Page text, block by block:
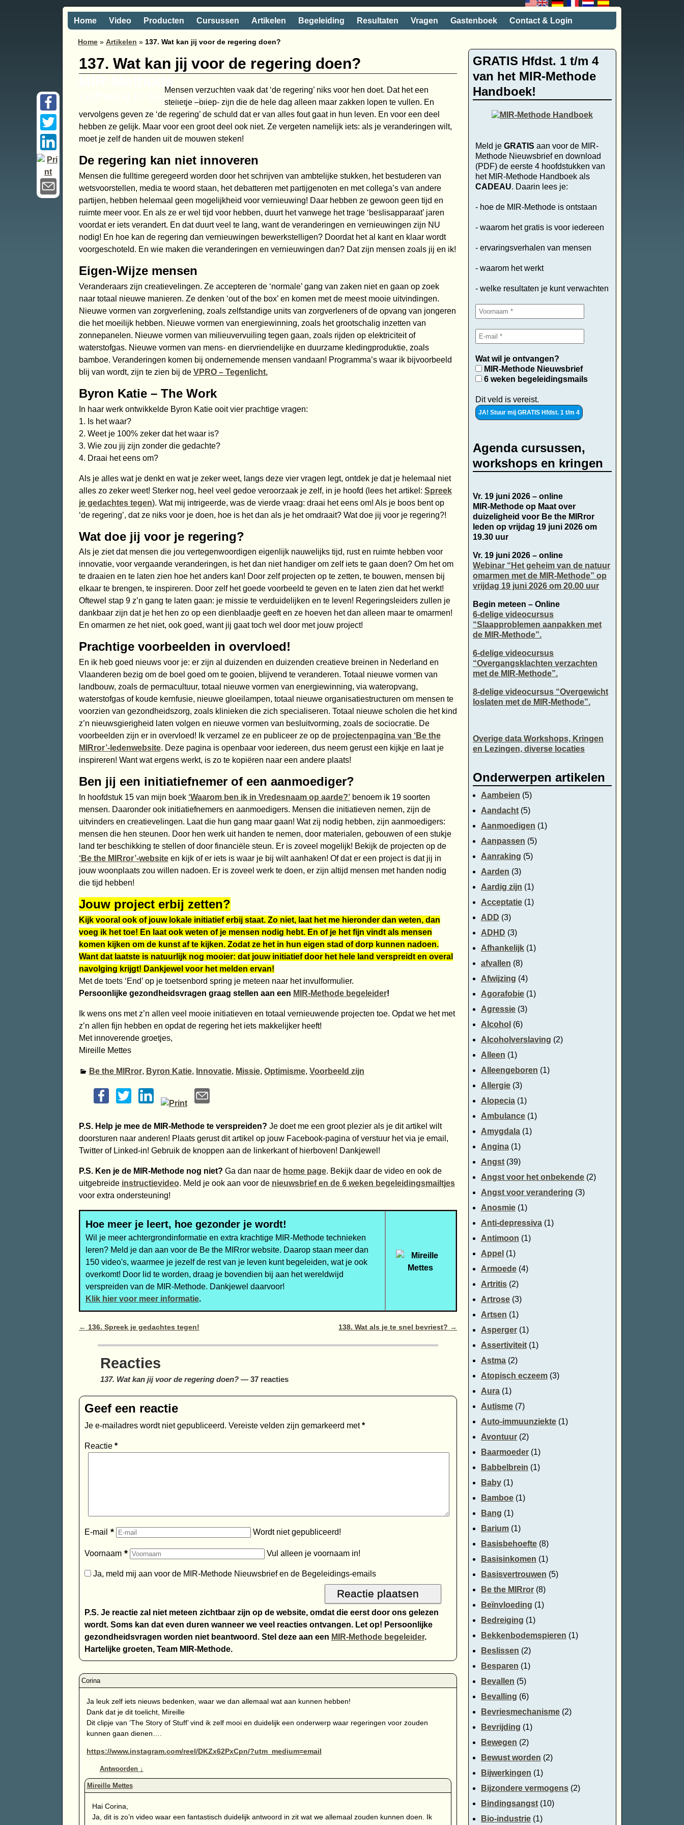
Zelfheling in een handomdraai
Home Video Producten Cursussen Artikelen Begeleiding Resultaten Vragen Gastenboek Contact & Login
Home » Artikelen » 137. Wat kan jij voor de regering doen?
137. Wat kan jij voor de regering doen?
Mensen verzuchten vaak dat ‘de regering’ niks voor hen doet. Dat het een
stelletje –bliep- zijn die de hele dag alleen maar zakken lopen te vullen. En
vervolgens geven ze ‘de regering’ de schuld dat er van alles fout gaat in hun leven. En voor een deel
hebben ze gelijk. Maar voor een groot deel ook niet. Ze vergeten namelijk iets: als je veranderingen wilt,
moet je zelf de handen uit de mouwen steken!
De regering kan niet innoveren
Mensen die fulltime geregeerd worden door het schrijven van ambtelijke stukken, het bestuderen van
wetsvoorstellen, media te woord staan, het debatteren met partijgenoten en met collega’s van andere
partijen, hebben helemaal geen mogelijkheid voor vernieuwing! Daar hebben ze gewoon geen tijd en
ruimte meer voor. En als ze er wel tijd voor hebben, duurt het vanwege het trage ‘beslisapparaat’ jaren
voordat er iets verandert. En dat duurt veel te lang, want de veranderingen en vernieuwingen zijn NU
nodig! En hoe kan de regering dan vernieuwingen bewerkstelligen? Doordat het al kant en klaar wordt
voorgeschoteld. En wie maken die veranderingen en vernieuwingen dan? Dat zijn mensen zoals jij en ik!
Eigen-Wijze mensen
Veranderaars zijn creatievelingen. Ze accepteren de ‘normale’ gang van zaken niet en gaan op zoek
naar totaal nieuwe manieren. Ze denken ‘out of the box’ en komen met de meest mooie uitvindingen.
Nieuwe vormen van zorgverlening, zoals zelfstandige units van zorgverleners of de opvang van jongeren
die het moeilijk hebben. Nieuwe vormen van energiewinning, zoals het grootschalig inzetten van
zonnepanelen. Nieuwe vormen van milieuvervuiling tegen gaan, zoals rijden op elektriciteit of
waterstofgas. Nieuwe vormen van mens- en diervriendelijke en duurzame kledingproduktie, zoals
bamboe. Veranderingen komen bij ondernemende mensen vandaan! Programma’s waar ik bijvoorbeeld
blij van wordt, zijn te zien bij de VPRO – Tegenlicht.
Byron Katie – The Work
In haar werk ontwikkelde Byron Katie ooit vier prachtige vragen:
1. Is het waar?
2. Weet je 100% zeker dat het waar is?
3. Wie zou jij zijn zonder die gedachte?
4. Draai het eens om?
Als je alles wat je denkt en wat je zeker weet, langs deze vier vragen legt, ontdek je dat je helemaal niet
alles zo zeker weet! Sterker nog, heel veel gedoe veroorzaak je zelf, in je hoofd (lees het artikel: Spreek
je gedachtes tegen). Wat mij intrigeerde, was de vierde vraag: draai het eens om! Als je boos bent op
‘de regering’, dat ze niks voor je doen, hoe is het dan als je het omdraait? Wat doe jij voor je regering?!
Wat doe jij voor je regering?
Als je ziet dat mensen die jou vertegenwoordigen eigenlijk nauwelijks tijd, rust en ruimte hebben voor
innovatie, voor vergaande veranderingen, is het dan niet handiger om zelf iets te gaan doen? Om het om
te draaien en te laten zien hoe het anders kan! Door zelf projecten op te zetten, te bouwen, mensen bij
elkaar te brengen, te inspireren. Door zelf het goede voorbeeld te geven en te laten zien dat het werkt!
Oftewel stap 9 z’n gang te laten gaan: je missie te verduidelijken en te leven! Regeringsleiders zullen je
dankbaar zijn dat je het hen zo op een dienblaadje geeft en ze hoeven het dan alleen maar te omarmen!
En omarmen ze het niet, ook goed, want jij gaat toch wel door met jouw project!
Prachtige voorbeelden in overvloed!
En ik heb goed nieuws voor je: er zijn al duizenden en duizenden creatieve breinen in Nederland en
Vlaanderen bezig om de boel goed om te gooien, blijvend te veranderen. Totaal nieuwe vormen van
landbouw, zoals de permacultuur, totaal nieuwe vormen van energiewinning, via wateropvang,
waterstofgas of koude kernfusie, nieuwe gloeilampen, totaal nieuwe organisatiestructuren om mensen te
voorzien van gezondheidszorg, zoals klinieken die zich specialiseren. Totaal nieuwe scholen die het kind
z’n nieuwsgierigheid laten volgen en nieuwe vormen van besluitvorming, zoals de sociocratie. De
voorbeelden zijn er in overvloed! Ik verzamel ze en publiceer ze op de projectenpagina van ‘Be the
MIRror’-ledenwebsite. Deze pagina is openbaar voor iedereen, dus neem gerust een kijkje en laat je
inspireren! Want wat ergens werkt, is zo te kopiëren naar een andere plaats!
Ben jij een initiatiefnemer of een aanmoediger?
In hoofdstuk 15 van mijn boek ‘Waarom ben ik in Vredesnaam op aarde?’benoem ik 19 soorten
mensen. Daaronder ook initiatiefnemers en aanmoedigers. Mensen die initiatieven nemen, zijn de
uitvinders en creatievelingen. Laat die hun gang maar gaan! Wat zij nodig hebben, zijn aanmoedigers:
mensen die hen steunen. Door hen werk uit handen te nemen, door materialen, gebouwen of een stukje
land ter beschikking te stellen of door financiële steun. Er is zoveel mogelijk! Bekijk de projecten op de
‘Be the MIRror’-websiteen kijk of er iets is waar je bij wilt aanhaken! Of dat er een project is dat jij in
jouw woonplaats zou willen nadoen. Er is zoveel werk te doen, er zijn altijd mensen met handen nodig
die tijd hebben!
Jouw project erbij zetten?
Kijk vooral ook of jouw lokale initiatief erbij staat. Zo niet, laat het me hieronder dan weten, dan
voeg ik het toe! En laat ook weten of je mensen nodig hebt. En of je het fijn vindt als mensen
komen kijken om de kunst af te kijken. Zodat ze het in hun eigen stad of dorp kunnen nadoen.
Want dat laatste is natuurlijk nog mooier: dat jouw initiatief door het hele land verspreidt en overal
navolging krijgt! Dankjewel voor het melden ervan!
Met de toets ‘End’ op je toetsenbord spring je meteen naar het invulformulier.
Persoonlijke gezondheidsvragen graag stellen aan een MIR-Methode begeleider!
Ik wens ons met z’n allen veel mooie initiatieven en totaal vernieuwende projecten toe. Opdat we het met
z’n allen fijn hebben en opdat de regering het iets makkelijker heeft!
Met innoverende groetjes,
Mireille Mettes
Be the MIRror, Byron Katie, Innovatie, Missie, Optimisme, Voorbeeld zijn
P.S. Help je mee de MIR-Methode te verspreiden? Je doet me een groot plezier als je dit artikel wilt
doorsturen naar anderen! Plaats gerust dit artikel op jouw Facebook-pagina of verstuur het via je email,
Twitter of Linked-in! Gebruik de knoppen aan de linkerkant of hierboven! Dankjewel!
P.S. Ken je de MIR-Methode nog niet? Ga dan naar de home page. Bekijk daar de video en ook de
uitgebreide instructievideo. Meld je ook aan voor de nieuwsbrief en de 6 weken begeleidingsmailtjes
voor extra ondersteuning!
Hoe meer je leert, hoe gezonder je wordt!
Wil je meer achtergrondinformatie en extra krachtige MIR-Methode technieken
leren? Meld je dan aan voor de Be the MIRror website. Daarop staan meer dan
150 video's, waarmee je jezelf de rest van je leven kunt begeleiden, wat je ook
overkomt! Door lid te worden, draag je bovendien bij aan het wereldwijd
verspreiden van de MIR-Methode. Dankjewel daarvoor!
Klik hier voor meer informatie.
Bericht navigatie
← 136. Spreek je gedachtes tegen! 138. Wat als je te snel bevriest? →
Reacties
137. Wat kan jij voor de regering doen?— 37 reacties
Ja leuk zelf iets nieuws bedenken, waar we dan allemaal wat aan kunnen hebben!
Dank dat je dit toelicht, Mireille
Dit clipje van ‘The Story of Stuff’ vind ik zelf mooi en duidelijk een onderwerp waar regeringen voor zouden
kunnen gaan dienen….
https://www.instagram.com/reel/DKZx62PxCpn/?utm_medium=email
Antwoorden ↓
Hai Corina,
Ja, dit is zo’n video waar een fantastisch duidelijk antwoord in zit wat we allemaal zouden kunnen doen. Ik
Geef een reactie
Je e-mailadres wordt niet gepubliceerd. Vereiste velden zijn gemarkeerd met*
Reactie *
E-mail * Wordt niet gepubliceerd!
Voornaam * Vul alleen je voornaam in!
Ja, meld mij aan voor de MIR-Methode Nieuwsbrief en de Begeleidings-emails
P.S. Je reactie zal niet meteen zichtbaar zijn op de website, omdat die eerst door ons gelezen
wordt. Soms kan dat even duren wanneer we veel reacties ontvangen. Let op! Persoonlijke
gezondheidsvragen worden niet beantwoord. Stel deze aan een MIR-Methode begeleider.
Hartelijke groeten, Team MIR-Methode.
GRATIS Hfdst. 1 t/m 4
van het MIR-Methode
Handboek!
Meld je GRATIS aan voor de MIR-
Methode Nieuwsbrief en download
(PDF) de eerste 4 hoofdstukken van
het MIR-Methode Handboek als
CADEAU. Daarin lees je:
- hoe de MIR-Methode is ontstaan
- waarom het gratis is voor iedereen
- ervaringsverhalen van mensen
- waarom het werkt
- welke resultaten je kunt verwachten
Wat wil je ontvangen?
MIR-Methode Nieuwsbrief
6 weken begeleidingsmails
Dit veld is vereist.
Agenda cursussen,
workshops en kringen
Vr. 19 juni 2026 – online
MIR-Methode op Maat over
duizeligheid voor Be the MIRror
leden op vrijdag 19 juni 2026 om
19.30 uur
Vr. 19 juni 2026 – online
Webinar “Het geheim van de natuur
omarmen met de MIR-Methode” op
vrijdag 19 juni 2026 om 20.00 uur
Begin meteen – Online
6-delige videocursus
“Slaapproblemen aanpakken met
de MIR-Methode”.
6-delige videocursus
“Overgangsklachten verzachten
met de MIR-Methode”.
8-delige videocursus “Overgewicht
loslaten met de MIR-Methode”.
Overige data Workshops, Kringen
en Lezingen, diverse locaties
Onderwerpen artikelen
Aambeien (5)
Aandacht(5)
Aanmoedigen (1)
Aanpassen (5)
Aanraking (5)
Aarden (3)
Aardig zijn (1)
Acceptatie(1)
ADD (3)
ADHD (3)
Afhankelijk(1)
afvallen (8)
Afwijzing (4)
Agorafobie(1)
Agressie(3)
Alcohol (6)
Alcoholverslaving (2)
Alleen (1)
Alleengeboren (1)
Allergie(3)
Alopecia(1)
Ambulance(1)
Amygdala(1)
Angina(1)
Angst(39)
Angst voor het onbekende(2)
Angst voor verandering (3)
Anosmie(1)
Anti-depressiva(1)
Antimoon (1)
Appel (1)
Armoede(4)
Artritis(2)
Artrose(3)
Artsen (1)
Asperger(1)
Assertiviteit(1)
Astma(2)
Atopisch eczeem(3)
Aura(1)
Autisme(7)
Auto-immuunziekte(1)
Avontuur(2)
Baarmoeder(1)
Babbelbrein (1)
Baby(1)
Bamboe(1)
Bang (1)
Barium(1)
Basisbehoefte(8)
Basisinkomen (1)
Basisvertrouwen (5)
Be the MIRror(8)
Beïnvloeding (1)
Bedreiging (1)
Bekkenbodemspieren (1)
Beslissen (2)
Besparen (1)
Bevallen (5)
Bevalling (6)
Bevriesmechanisme(2)
Bevrijding (1)
Bewegen (2)
Bewust worden (2)
Bijwerkingen (1)
Bijzondere vermogens(2)
Bindingsangst(10)
Bio-industrie(1)